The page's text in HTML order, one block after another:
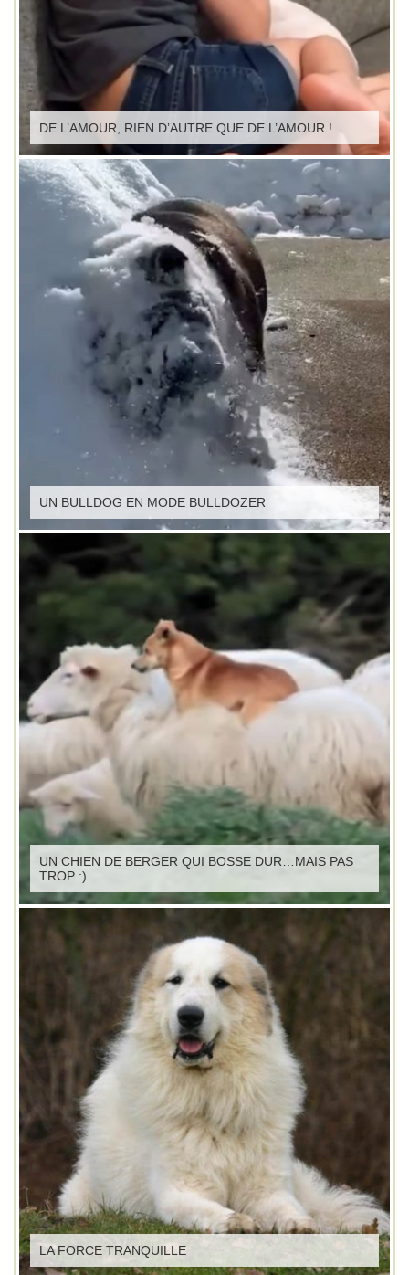
DE L’AMOUR, RIEN D’AUTRE QUE DE L’AMOUR !
UN BULLDOG EN MODE BULLDOZER
UN CHIEN DE BERGER QUI BOSSE DUR…MAIS PAS
TROP :)
LA FORCE TRANQUILLE